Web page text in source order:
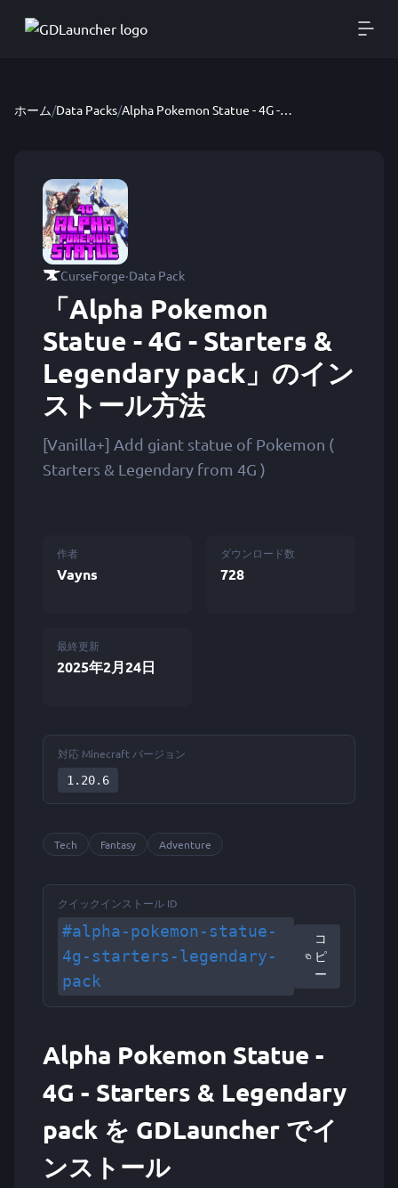
ホーム/Data Packs/ Alpha Pokemon Statue - 4G - Starters & Legendary pack
CurseForge·Data Pack
「Alpha Pokemon
Statue - 4G - Starters &
Legendary pack」のイン
ストール方法
[Vanilla+] Add giant statue of Pokemon (
Starters & Legendary from 4G )
作者
Vayns
ダウンロード数
728
最終更新
2025年2月24日
対応 Minecraft バージョン
1.20.6
Tech Fantasy Adventure
クイックインストール ID
#alpha-pokemon-statue-
4g-starters-legendary-
pack
コ
ピ
ー
Alpha Pokemon Statue -
4G - Starters & Legendary
pack を GDLauncher でイ
ンストール